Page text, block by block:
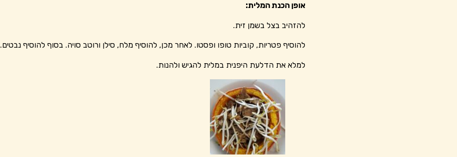
אופן הכנת המלית:
להזהיב בצל בשמן זית.
להוסיף פטריות, קוביות טופו ופסטו. לאחר מכן, להוסיף מלח, סילן ורוטב סויה. בסוף להוסיף נבטים.
למלא את הדלעת היפנית במלית להגיש ולהנות.